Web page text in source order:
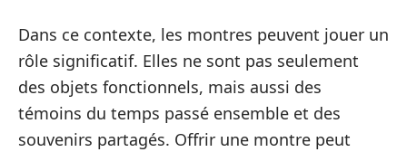
Dans ce contexte, les montres peuvent jouer un
rôle significatif. Elles ne sont pas seulement
des objets fonctionnels, mais aussi des
témoins du temps passé ensemble et des
souvenirs partagés. Offrir une montre peut